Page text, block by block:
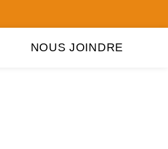
NOUS JOINDRE